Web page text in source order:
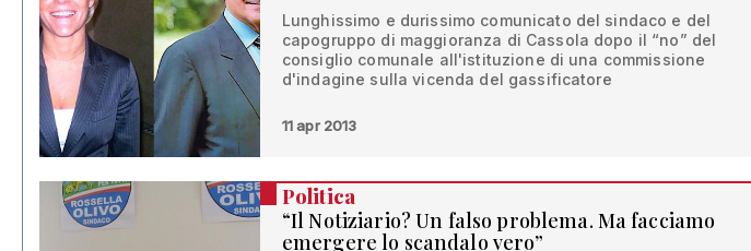
Lunghissimo e durissimo comunicato del sindaco e del
capogruppo di maggioranza di Cassola dopo il “no” del
consiglio comunale all'istituzione di una commissione
d'indagine sulla vicenda del gassificatore
11 apr 2013
Politica
“Il Notiziario? Un falso problema. Ma facciamo
emergere lo scandalo vero”